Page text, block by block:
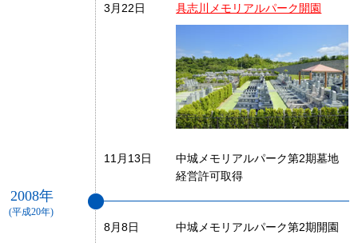
3月22日 具志川メモリアルパーク開園
11月13日
中城メモリアルパーク第2期墓地
経営許可取得
2008年
(平成20年)
8月8日 中城メモリアルパーク第2期開園